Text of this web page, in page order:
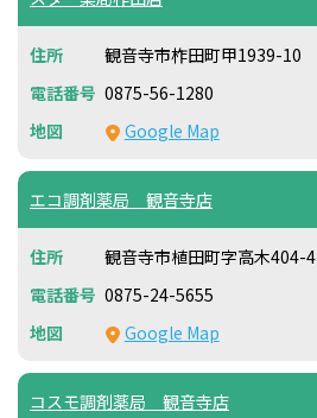
観音寺市柞田町甲1939-10
0875-56-1280
Google Map
エコ調剤薬局 観音寺店
観音寺市植田町字高木404-4
0875-24-5655
Google Map
コスモ調剤薬局 観音寺店